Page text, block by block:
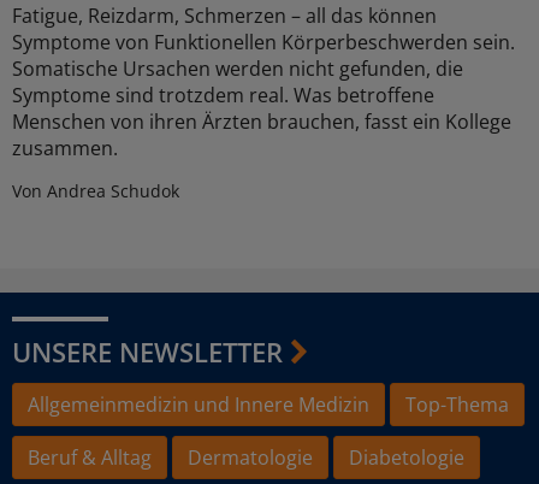
Fatigue, Reizdarm, Schmerzen – all das können
Symptome von Funktionellen Körperbeschwerden sein.
Somatische Ursachen werden nicht gefunden, die
Symptome sind trotzdem real. Was betroffene
Menschen von ihren Ärzten brauchen, fasst ein Kollege
zusammen.
Von Andrea Schudok
UNSERE NEWSLETTER
Allgemeinmedizin und Innere Medizin
Top-Thema
Beruf & Alltag
Dermatologie
Diabetologie